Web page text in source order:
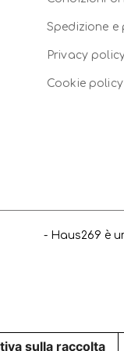
Spedizione
Privacy
Cookie policy
- Haus269 è
sulla raccolta